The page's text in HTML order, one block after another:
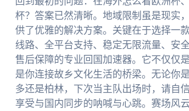
杯？答案已然清晰。地域限制虽是现实
供了优雅的解决方案。关键在于选择一
线路、全平台支持、稳定无限流量、安
售后保障的专业回国加速器。它不仅仅
是你连接故乡文化生活的桥梁。无论你
多还是柏林，下次当主队出场时，请自
享受与国内同步的呐喊与心跳。赛场风